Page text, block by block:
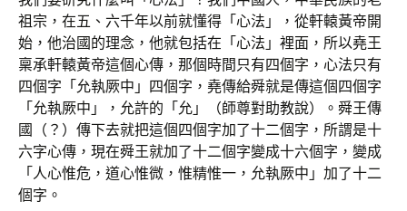
祖宗，在五、六千年以前就懂得「心法」，從軒轅黃帝開
始，他治國的理念，他就包括在「心法」裡面，所以堯王
稟承軒轅黃帝這個心傳，那個時間只有四個字，心法只有
四個字「允執厥中」四個字，堯傳給舜就是傳這個四個字
「允執厥中」，允許的「允」（師尊對助教說）。舜王傳
國（？）傳下去就把這個四個字加了十二個字，所謂是十
六字心傳，現在舜王就加了十二個字變成十六個字，變成
「人心惟危，道心惟微，惟精惟一，允執厥中」加了十二
個字。